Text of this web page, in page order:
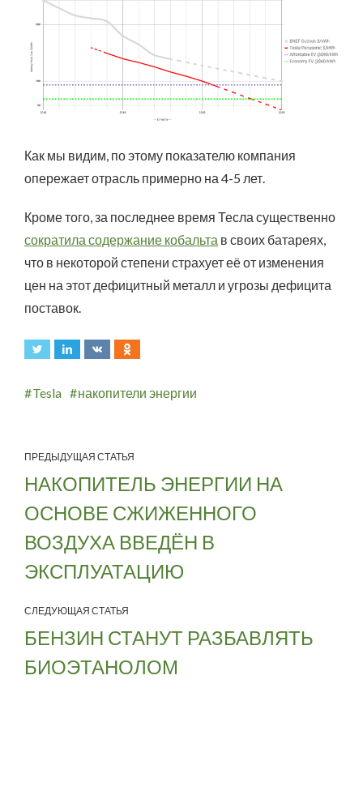
Как мы видим, по этому показателю компания
опережает отрасль примерно на 4-5 лет.
Кроме того, за последнее время Тесла существенно
сократила содержание кобальта в своих батареях,
что в некоторой степени страхует её от изменения
цен на этот дефицитный металл и угрозы дефицита
поставок.
Tesla накопители энергии
ПРЕДЫДУЩАЯ СТАТЬЯ
НАКОПИТЕЛЬ ЭНЕРГИИ НА
ОСНОВЕ СЖИЖЕННОГО
ВОЗДУХА ВВЕДЁН В
ЭКСПЛУАТАЦИЮ
СЛЕДУЮЩАЯ СТАТЬЯ
БЕНЗИН СТАНУТ РАЗБАВЛЯТЬ
БИОЭТАНОЛОМ